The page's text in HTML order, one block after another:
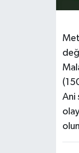
Ani
YAYLADERE